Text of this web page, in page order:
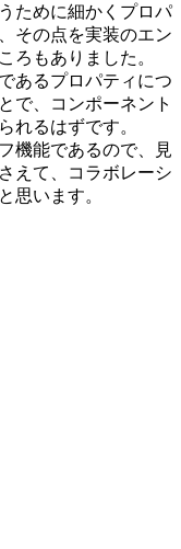
ために細かくプロパ
その点を実装のエン
ろもありました。
あるプロパティにつ
で、コンポーネント
れるはずです。
機能であるので、見
えて、コラボレーシ
思います。